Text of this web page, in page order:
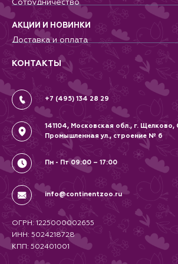
Аквариумистика, пруд, море
Террариумистика
Сотрудничество
Питомникам
Добрые дела
Новости
Контакты
Вопрос-Ответ
АКЦИИ И НОВИНКИ
Доставка и оплата
Гарантии и возврат
Вакансии
Политика
Соглашение
КОНТАКТЫ
+7 (495) 134 28 29
141104, Московская обл., г.
Промышленная ул., строение № 6
Пн - Пт 09:00 – 17:00
info@continentzoo.ru
ОГРН: 1225000002655
ИНН: 5024218728
КПП: 502401001